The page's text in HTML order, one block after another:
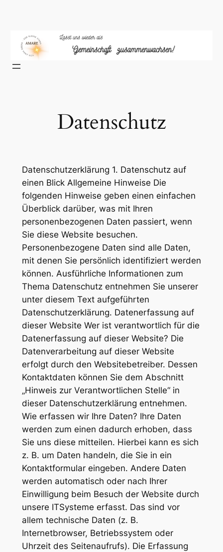
springen
Datenschutz
Datenschutzerklärung 1. Datenschutz auf
einen Blick Allgemeine Hinweise Die
folgenden Hinweise geben einen einfachen
Überblick darüber, was mit Ihren
personenbezogenen Daten passiert, wenn
Sie diese Website besuchen.
Personenbezogene Daten sind alle Daten,
mit denen Sie persönlich identifiziert werden
können. Ausführliche Informationen zum
Thema Datenschutz entnehmen Sie unserer
unter diesem Text aufgeführten
Datenschutzerklärung. Datenerfassung auf
dieser Website Wer ist verantwortlich für die
Datenerfassung auf dieser Website? Die
Datenverarbeitung auf dieser Website
erfolgt durch den Websitebetreiber. Dessen
Kontaktdaten können Sie dem Abschnitt
„Hinweis zur Verantwortlichen Stelle“ in
dieser Datenschutzerklärung entnehmen.
Wie erfassen wir Ihre Daten? Ihre Daten
werden zum einen dadurch erhoben, dass
Sie uns diese mitteilen. Hierbei kann es sich
z. B. um Daten handeln, die Sie in ein
Kontaktformular eingeben. Andere Daten
werden automatisch oder nach Ihrer
Einwilligung beim Besuch der Website durch
unsere ITSysteme erfasst. Das sind vor
allem technische Daten (z. B.
Internetbrowser, Betriebssystem oder
Uhrzeit des Seitenaufrufs). Die Erfassung